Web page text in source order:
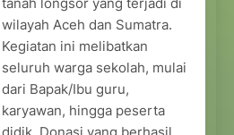
wilayah Aceh dan Sumatra.
Kegiatan ini melibatkan
seluruh warga sekolah, mulai
dari Bapak/Ibu guru,
karyawan, hingga peserta